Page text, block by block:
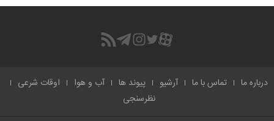
درباره ما تماس با ما آرشیو پیوند ها آب و هوا
اوقات شرعی
نظرسنجی